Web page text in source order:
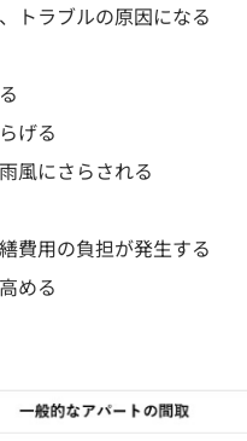
、トラブルの原因に
原因になる
げる
で雨風にさらされ
繕費用の負担が発生
める